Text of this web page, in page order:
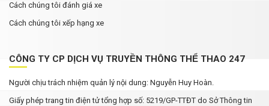
Cách chúng tôi đánh giá xe
Cách chúng tôi xếp hạng xe
CÔNG TY CP DỊCH VỤ TRUYỀN THÔNG THỂ THAO 247
Người chịu trách nhiệm quản lý nội dung: Nguyễn Huy Hoàn.
Giấy phép trang tin điện tử tổng hợp số: 5219/GP-TTĐT do Sở Thông tin